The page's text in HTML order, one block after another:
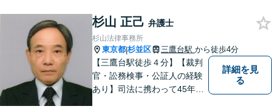
す。【夜間や休日相談も対応
可能】【メール・WEB面談
可】
杉山 正己 弁護士
杉山法律事務所
東京都|杉並区 三鷹台駅 から徒歩4分
【三鷹台駅徒歩４分】【裁判
官・訟務検事・公証人の経験
あり】司法に携わって45年以
詳細を見
る